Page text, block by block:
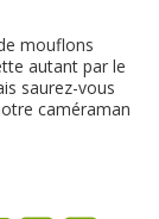
mouflons
autant par le
saurez-vous
caméraman